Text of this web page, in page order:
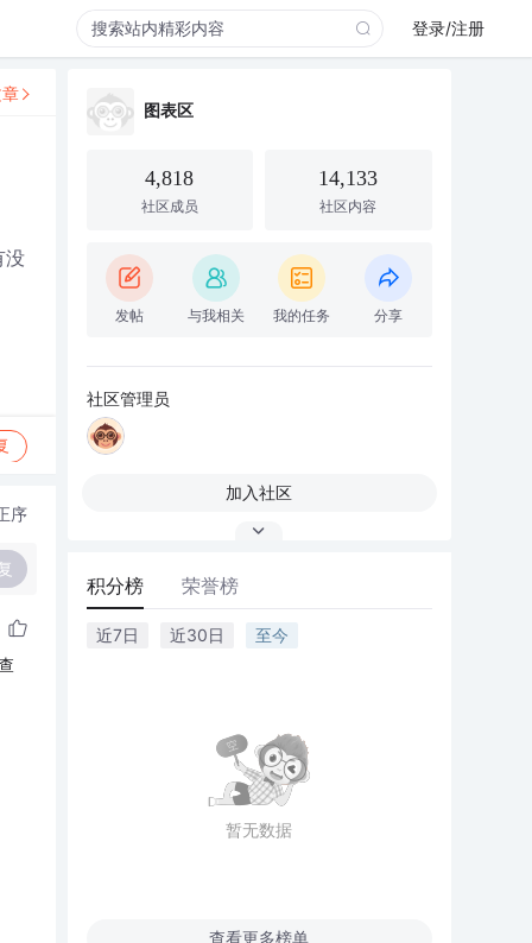
登录/注册
没
序
图表区
4,818
社区成员
14,133
社区内容
发帖 与我相关 我的任务 分享
社区管理员
加入社区
积分榜 荣誉榜
近7日 近30日 至今
暂无数据
查看更多榜单